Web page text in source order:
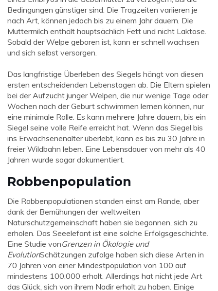
Bedingungen günstiger sind. Die Tragzeiten variieren je
nach Art, können jedoch bis zu einem Jahr dauern. Die
Muttermilch enthält hauptsächlich Fett und nicht Laktose.
Sobald der Welpe geboren ist, kann er schnell wachsen
und sich selbst versorgen.
Das langfristige Überleben des Siegels hängt von diesen
ersten entscheidenden Lebenstagen ab. Die Eltern spielen
bei der Aufzucht junger Welpen, die nur wenige Tage oder
Wochen nach der Geburt schwimmen lernen können, nur
eine minimale Rolle. Es kann mehrere Jahre dauern, bis ein
Siegel seine volle Reife erreicht hat. Wenn das Siegel bis
ins Erwachsenenalter überlebt, kann es bis zu 30 Jahre in
freier Wildbahn leben. Eine Lebensdauer von mehr als 40
Jahren wurde sogar dokumentiert.
Robbenpopulation
Die Robbenpopulationen standen einst am Rande, aber
dank der Bemühungen der weltweiten
Naturschutzgemeinschaft haben sie begonnen, sich zu
erholen. Das Seeelefant ist eine solche Erfolgsgeschichte.
Eine Studie vonGrenzen in Ökologie und
EvolutionSchätzungen zufolge haben sich diese Arten in
70 Jahren von einer Mindestpopulation von 100 auf
mindestens 100.000 erholt. Allerdings hat nicht jede Art
das Glück, sich von ihrem Nadir erholt zu haben. Einige